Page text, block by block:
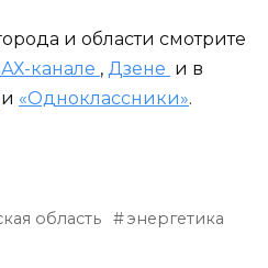
и области смотрите
канале , Дзене и в
и «Одноклассники».
область
энергетика